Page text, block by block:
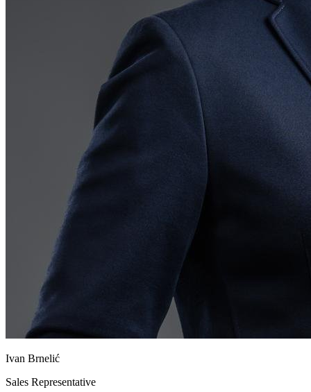
Ivan Brnelić
Sales Representative